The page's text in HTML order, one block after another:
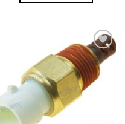
AJOUTER
À LA
LISTE
D’ENVIES